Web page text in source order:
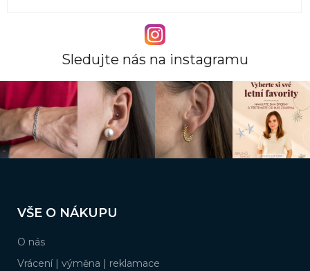
Sledujte nás na instagramu
pVŠE O NÁKUPU
O nás
Vrácení | výměna | reklamace